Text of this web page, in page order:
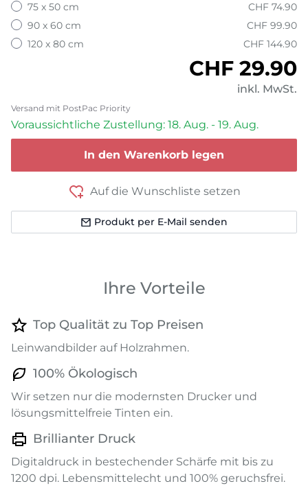
75 x 50 cm
CHF 74.90
90 x 60 cm
CHF 99.90
120 x 80 cm
CHF 144.90
Normaler
CHF 29.90
inkl. MwSt.
Versand mit PostPac Priority
Voraussichtliche Zustellung: 18. Aug. - 19. Aug.
In den Warenkorb legen
Auf die Wunschliste setzen
Produkt per E-Mail senden
Ihre Vorteile
Top Qualität zu Top Preisen
Leinwandbilder auf Holzrahmen.
100% Ökologisch
Wir setzen nur die modernsten Drucker und
lösungsmittelfreie Tinten ein.
Brillianter Druck
Digitaldruck in bestechender Schärfe mit bis zu
1200 dpi. Lebensmittelecht und 100% geruchsfrei.